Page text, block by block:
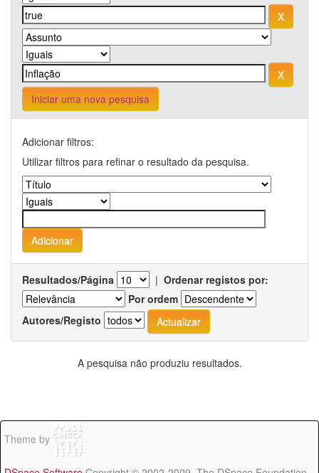
Iniciar uma nova pesquisa
Adicionar filtros:
Utilizar filtros para refinar o resultado da pesquisa.
Resultados/Página | Ordenar registos por:
Por ordem
Autores/Registo
A pesquisa não produziu resultados.
Theme by